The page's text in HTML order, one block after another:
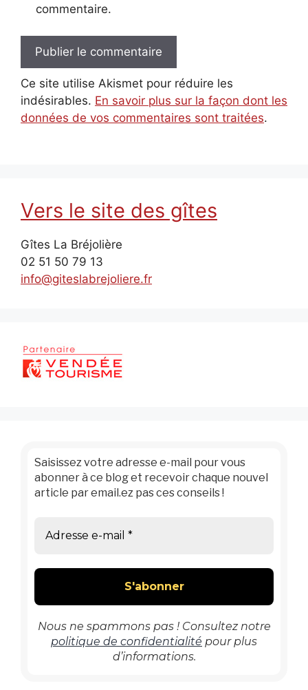
commentaire.
Ce site utilise Akismet pour réduire les
indésirables. En savoir plus sur la façon dont les
données de vos commentaires sont traitées.
Vers le site des gîtes
Gîtes La Bréjolière
02 51 50 79 13
info@giteslabrejoliere.fr
Saisissez votre adresse e-mail pour vous
abonner à ce blog et recevoir chaque nouvel
article par email.ez pas ces conseils !
Nous ne spammons pas ! Consultez notre
politique de confidentialité pour plus
d’informations.